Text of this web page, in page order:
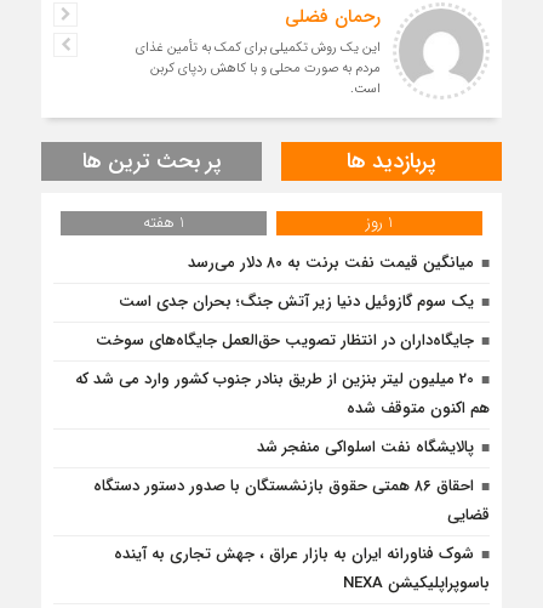
رحمان فضلی
این یک روش تکمیلی برای کمک به تأمین غذای
مردم به صورت محلی و با کاهش ردپای کربن
است.
پربازدید ها پر بحث ترین ها
1 روز
1 هفته
میانگین قیمت نفت برنت به ۸۰ دلار می‌رسد
یک سوم گازوئیل دنیا زیر آتش جنگ؛ بحران جدی است
جایگاه‌داران در انتظار تصویب حق‌العمل جایگاه‌های سوخت
20 میلیون لیتر بنزین از طریق بنادر جنوب کشور وارد می شد که
هم اکنون متوقف شده
پالایشگاه نفت اسلواکی منفجر شد
احقاق ۸۶ همتی حقوق بازنشستگان با صدور دستور دستگاه
قضایی
شوک فناورانه ایران به بازار عراق ، جهش تجاری به آینده
باسوپراپلیکیشن NEXA